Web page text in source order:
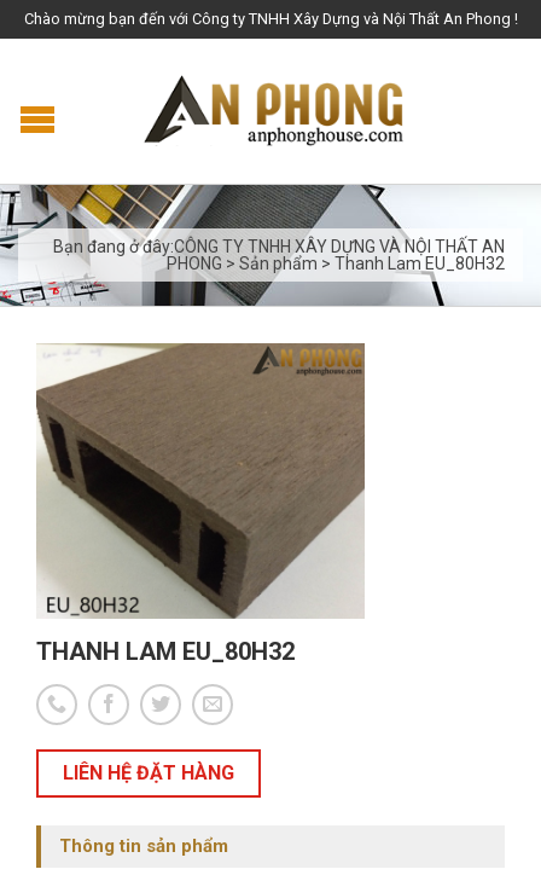
Chào mừng bạn đến với Công ty TNHH Xây Dựng và Nội Thất An Phong !
Bạn đang ở đây:CÔNG TY TNHH XÂY DỰNG VÀ NỘI THẤT AN
PHONG > Sản phẩm > Thanh Lam EU_80H32
THANH LAM EU_80H32
LIÊN HỆ ĐẶT HÀNG
Thông tin sản phẩm